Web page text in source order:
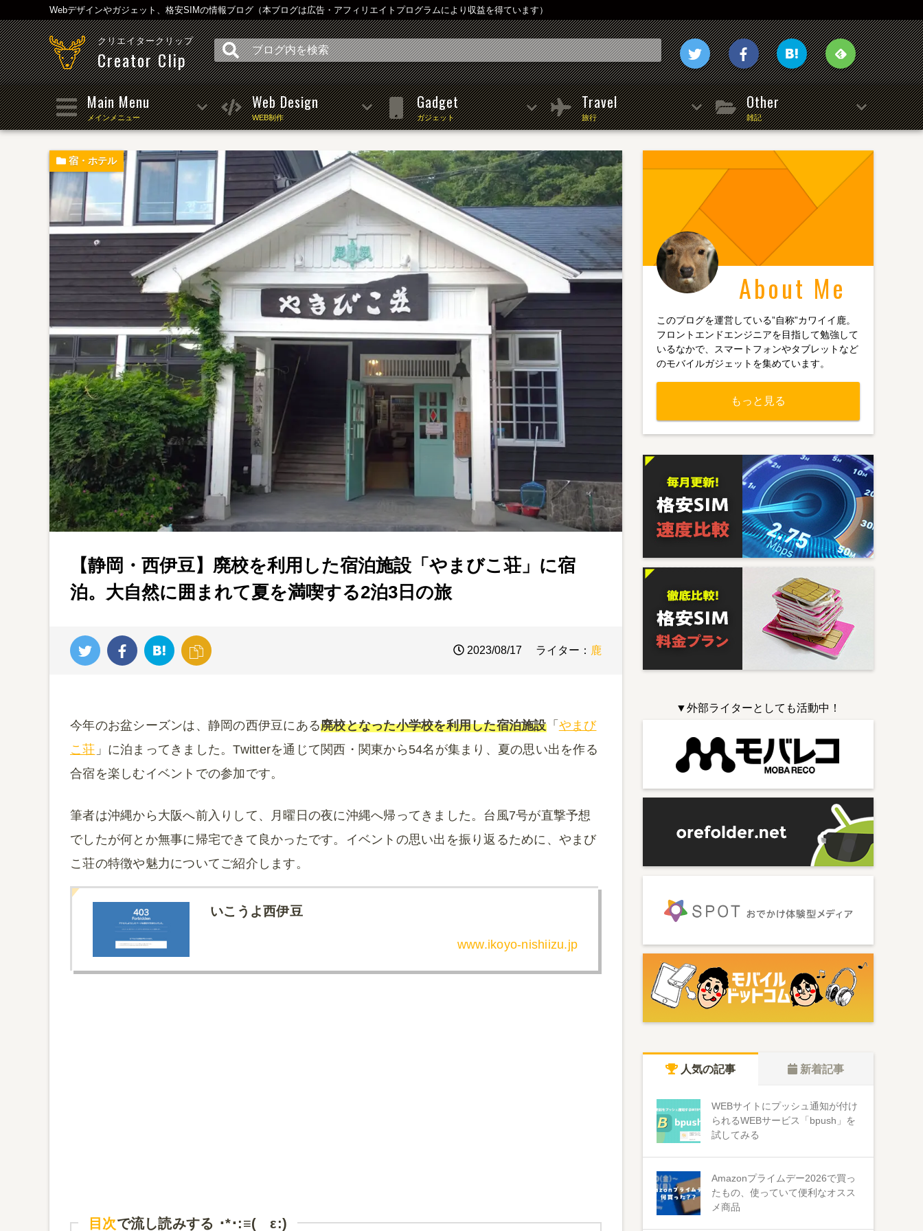
Webデザインやガジェット、格安SIMの情報ブログ（本ブログは広告・アフィリエイトプログラムにより収益を得ています）
クリエイタークリップ
Creator Clip
Main Menu
メインメニュー
Web Design
WEB制作
Gadget
ガジェット
Travel
旅行
Other
雑記
宿・ホテル
【静岡・西伊豆】廃校を利用した宿泊施設「やまびこ荘」に宿
泊。大自然に囲まれて夏を満喫する2泊3日の旅
2023/08/17 ライター： 鹿
今年のお盆シーズンは、静岡の西伊豆にある廃校となった小学校を利用した宿泊施設「 やまび
こ荘 」に泊まってきました。Twitterを通じて関西・関東から54名が集まり、夏の思い出を作る
合宿を楽しむイベントでの参加です。
筆者は沖縄から大阪へ前入りして、月曜日の夜に沖縄へ帰ってきました。台風7号が直撃予想
でしたが何とか無事に帰宅できて良かったです。イベントの思い出を振り返るために、やまび
こ荘の特徴や魅力についてご紹介します。
いこうよ西伊豆
www.ikoyo-nishiizu.jp
目次で流し読みする ･*･:≡( ε:)
About Me
このブログを運営している”自称”カワイイ鹿。
フロントエンドエンジニアを目指して勉強して
いるなかで、スマートフォンやタブレットなど
のモバイルガジェットを集めています。
もっと見る
▼外部ライターとしても活動中！
人気の記事 新着記事
WEBサイトにプッシュ通知が付け
られるWEBサービス「bpush」を
試してみる
Amazonプライムデー2026で買っ
たもの、使っていて便利なオスス
メ商品